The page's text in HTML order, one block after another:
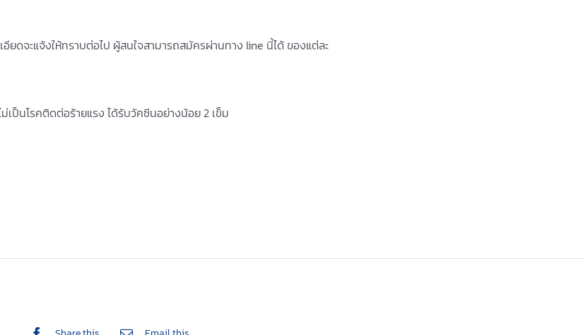
อียดจะแจ้งให้ทราบต่อไป ผู้สนใจสามารถสมัครผ่านทาง line นี้ได้ ของแต่ละ
เป็นโรคติดต่อร้ายแรง ได้รับวัคซีนอย่างน้อย 2 เข็ม